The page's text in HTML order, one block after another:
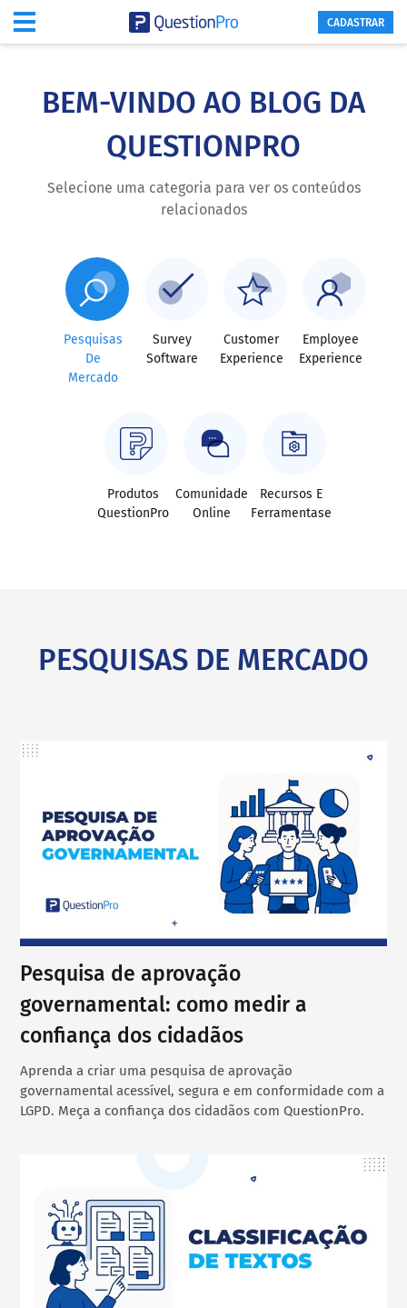
content
CADASTRAR
BEM-VINDO AO BLOG DA
QUESTIONPRO
Selecione uma categoria para ver os conteúdos
relacionados
Pesquisas
De
Mercado
Survey
Software
Customer
Experience
Employee
Experience
Produtos
QuestionPro
Comunidade
Online
Recursos E
Ferramentase
PESQUISAS DE MERCADO
Pesquisa de aprovação
governamental: como medir a
confiança dos cidadãos
Aprenda a criar uma pesquisa de aprovação
governamental acessível, segura e em conformidade com a
LGPD. Meça a confiança dos cidadãos com QuestionPro.